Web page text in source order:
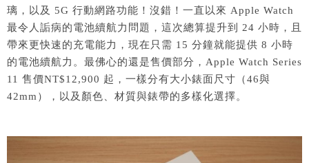
璃，以及 5G 行動網路功能！沒錯！一直以來 Apple Watch
最令人詬病的電池續航力問題，這次總算提升到 24 小時，且
帶來更快速的充電能力，現在只需 15 分鐘就能提供 8 小時
的電池續航力。最佛心的還是售價部分，Apple Watch Series
11 售價NT$12,900 起，一樣分有大小錶面尺寸（46與
42mm），以及顏色、材質與錶帶的多樣化選擇。